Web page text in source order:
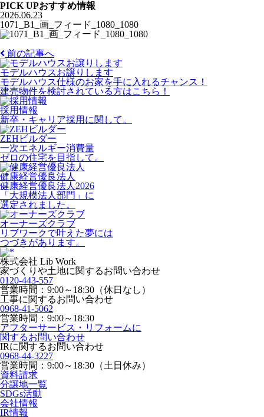
PICK UPおすすめ情報
2026.06.23
1071_B1_画_フィード_1080_1080
前の記事へ
モデルハウスお譲りします
モデルハウス仕様のお家を手に入れるチャンス！
建売物件を検討されている方はこちら！
採用情報
新卒・キャリア採用に関して。
ZEHビルダー
一次エネルギー消費量
ゼロの住宅を目指して。
健康経営優良法人
健康経営優良法人2026
「大規模法人部門」に
選定されました。
オーナーズクラブ
リブワークで叶えた夢には
つづきがあります。
株式会社 Lib Work
家づくりや土地に関するお問い合わせ
0120-443-557
営業時間：9:00～18:30（休日なし）
工事に関するお問い合わせ
0968-41-5062
営業時間：9:00～18:30
アフターサービス・リフォームに
関するお問い合わせ
IRに関するお問い合わせ
0968-44-3227
営業時間：9:00～18:30（土日休み）
資料請求
分譲地一覧
SDGs活動
会社情報
IR情報